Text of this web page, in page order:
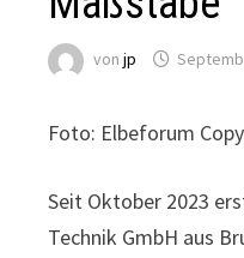
vonjp
Foto: Elbeforum
Seit Oktober 2023
Technik GmbH aus